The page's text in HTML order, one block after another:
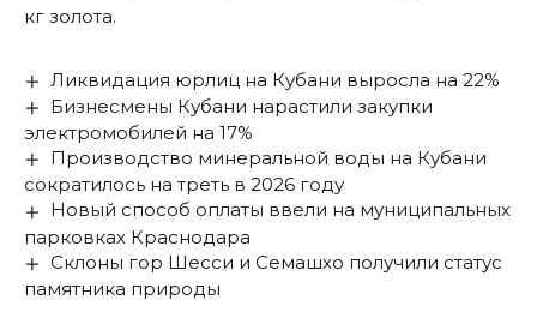
кг золота.
Ликвидация юрлиц на Кубани выросла на 22%
Бизнесмены Кубани нарастили закупки
электромобилей на 17%
Производство минеральной воды на Кубани
сократилось на треть в 2026 году
Новый способ оплаты ввели на муниципальных
парковках Краснодара
Склоны гор Шесси и Семашхо получили статус
памятника природы